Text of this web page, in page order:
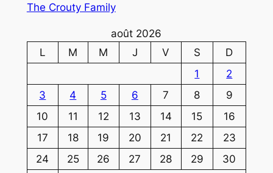
The Crouty Family
août 2026
L
M M J V S
D
1
2
3
4 5 6 7 8
9
10
11 12 13 14 15
16
17
18 19 20 21 22
23
24
25 26 27 28 29
30